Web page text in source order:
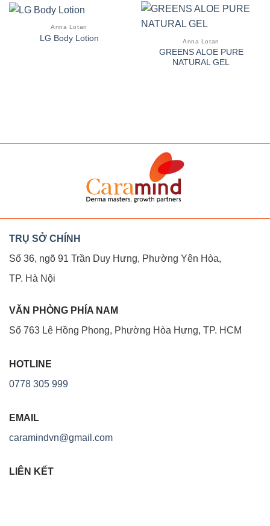
Anna Lotan
LG Body Lotion Anna Lotan
GREENS ALOE PURE
NATURAL GEL
TRỤ SỞ CHÍNH
Số 36, ngõ 91 Trần Duy Hưng, Phường Yên Hòa,
TP. Hà Nội
VĂN PHÒNG PHÍA NAM
Số 763 Lê Hồng Phong, Phường Hòa Hưng, TP. HCM
HOTLINE
0778 305 999
EMAIL
caramindvn@gmail.com
LIÊN KẾT